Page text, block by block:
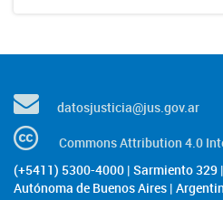
datosjusticia@jus.gov.ar
Commons Attribution 4.0
(+5411) 5300-4000 | Sarmiento 329
Autónoma de Buenos Aires |